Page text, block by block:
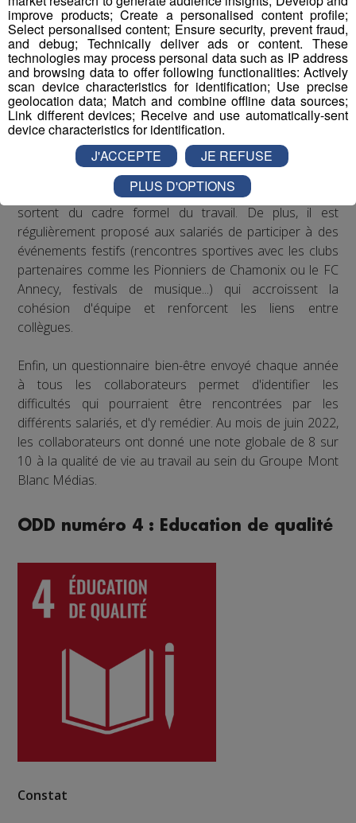
Concernant les troubles musculo-squelettiques, Radio
Mont Blanc s’est engagé à respecter les
recommandations de la médecine du travail en matière
de posture sur les postes de travail : des rehausseurs de
clavier ont été distribués aux salariés qui le souhaitaient.
Concernant le bien-être au travail, le Groupe Mont Blanc
Médias organise depuis plusieurs années des
séminaires d’entreprise qui permettent à ses
collaborateurs de partager des moments conviviaux qui
sortent du cadre formel du travail. De plus, il est
régulièrement proposé aux salariés de participer à des
événements festifs (rencontres sportives avec les clubs
partenaires comme les Pionniers de Chamonix ou le FC
Annecy, festivals de musique...) qui accroissent la
cohésion d'équipe et renforcent les liens entre
collègues.
Enfin, un questionnaire bien-être envoyé chaque année
à tous les collaborateurs permet d'identifier les
difficultés qui pourraient être rencontrées par les
différents salariés, et d'y remédier. Au mois de juin 2022,
les collaborateurs ont donné une note globale de 8 sur
10 à la qualité de vie au travail au sein du Groupe Mont
Blanc Médias.
ODD numéro 4 : Education de qualité
Constat
improve products; Create a personalised content profile;
Select personalised content; Ensure security, prevent fraud,
and debug; Technically deliver ads or content. These
technologies may process personal data such as IP address
and browsing data to offer following functionalities: Actively
scan device characteristics for identification; Use precise
geolocation data; Match and combine offline data sources;
Link different devices; Receive and use automatically-sent
device characteristics for identification.
J'ACCEPTE
JE REFUSE
PLUS D'OPTIONS